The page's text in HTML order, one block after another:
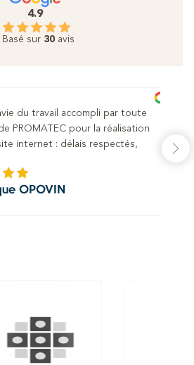
4.9
Basé sur 30 avis
du travail accompli par toute
PROMATEC pour la réalisation
internet : délais respectés,
à l'écoute. Reste à voir le
dans les mois à venir, mais je
OPOVIN